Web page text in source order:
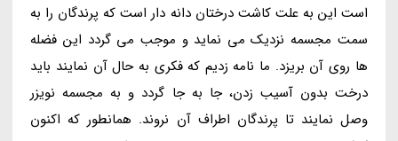
است این به علت کاشت درختان دانه دار است که پرندگان را به
سمت مجسمه نزدیک می نماید و موجب می گردد این فضله
ها روی آن بریزد. ما نامه زدیم که فکری به حال آن نمایند باید
درخت بدون آسیب زدن، جا به جا گردد و به مجسمه نویزر
وصل نمایند تا پرندگان اطراف آن نروند. همانطور که اکنون